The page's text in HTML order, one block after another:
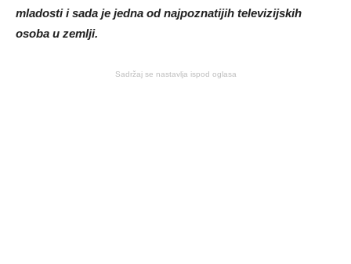
mladosti i sada je jedna od najpoznatijih televizijskih
osoba u zemlji.
Sadržaj se nastavlja ispod oglasa